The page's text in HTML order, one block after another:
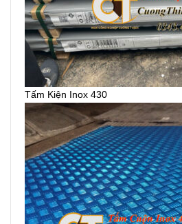
Tấm Kiện Inox 430